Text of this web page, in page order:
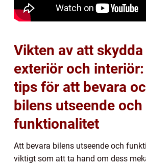
Vikten av att
exteriör och
tips för att bevara
bilens utseende och
funktionalitet
Att bevara bilens utseende och
viktigt som att ta hand om dess